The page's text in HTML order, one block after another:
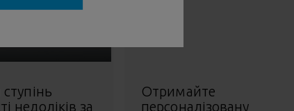
недоліків за
Отримайте
персоналізовану